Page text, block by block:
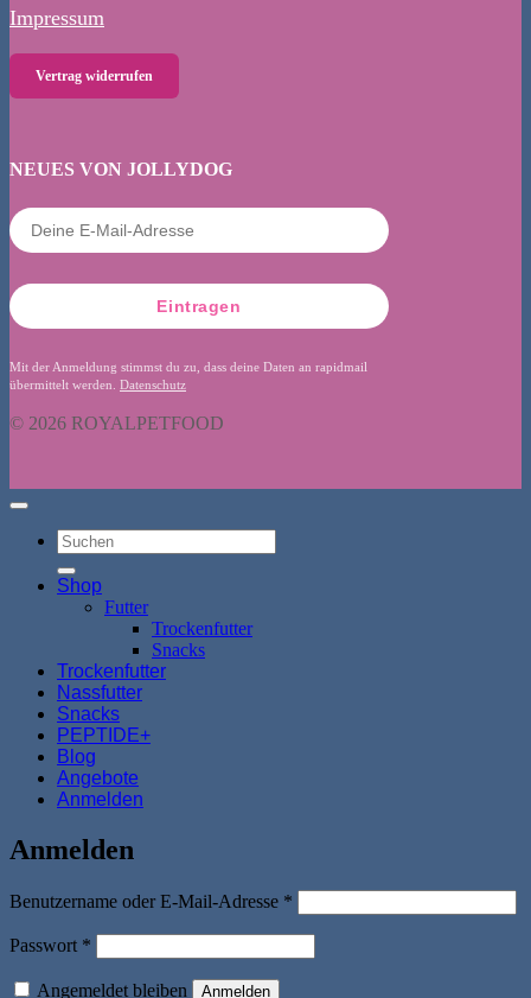
Impressum
Vertrag widerrufen
NEUES VON JOLLYDOG
Eintragen
Mit der Anmeldung stimmst du zu, dass deine Daten an rapidmail
übermittelt werden. Datenschutz
© 2026 ROYALPETFOOD
Suchen
nach:
Shop
Futter
Trockenfutter
Snacks
Trockenfutter
Nassfutter
Snacks
PEPTIDE+
Blog
Angebote
Anmelden
Anmelden
Benutzername oder E-Mail-Adresse *
Passwort *
Angemeldet bleiben Anmelden